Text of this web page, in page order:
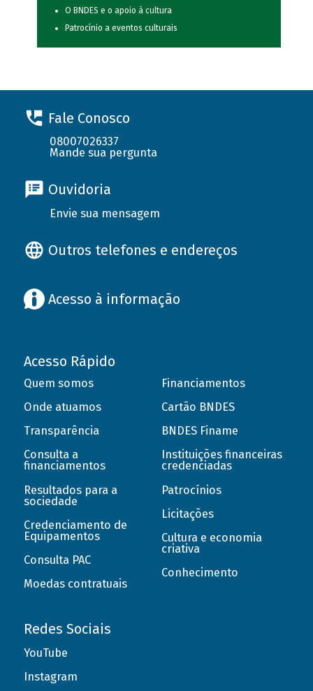
O BNDES e o apoio à cultura
Patrocínio a eventos culturais
Fale Conosco
08007026337
Mande sua pergunta
Ouvidoria
Envie sua mensagem
Outros telefones e endereços
Acesso à informação
Acesso Rápido
Quem somos
Onde atuamos
Transparência
Consulta a
financiamentos
Resultados para a
sociedade
Credenciamento de
Equipamentos
Consulta PAC
Moedas contratuais
Financiamentos
Cartão BNDES
BNDES Finame
Instituições financeiras
credenciadas
Patrocínios
Licitações
Cultura e economia
criativa
Conhecimento
Redes Sociais
YouTube
Instagram